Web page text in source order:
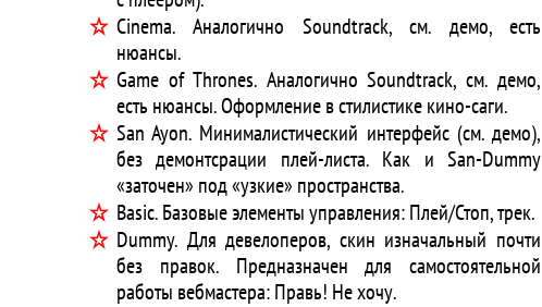
Cinema. Аналогично Soundtrack, см. демо, есть
нюансы.
Game of Thrones. Аналогично Soundtrack, см. демо,
есть нюансы. Оформление в стилистике кино-саги.
San Ayon. Минималистический интерфейс (см. демо),
без демонтсрации плей-листа. Как и San-Dummy
«заточен» под «узкие» пространства.
Basic. Базовые элементы управления: Плей/Стоп, трек.
Dummy. Для девелоперов, скин изначальный почти
без правок. Предназначен для самостоятельной
работы вебмастера: Правь! Не хочу.